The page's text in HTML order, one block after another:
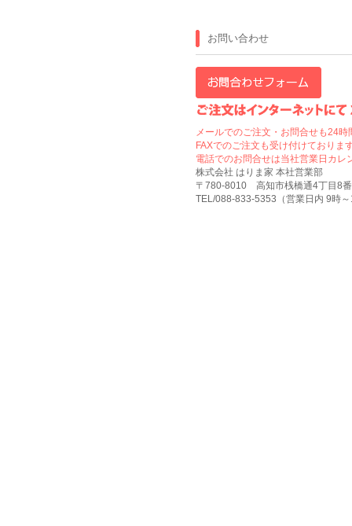
お問い合わせ
メールでのご注文・お問合せも24
FAXでのご注文も受け付けておりま
電話でのお問合せは当社営業日カレ
株式会社 はりま家 本社営業部
〒780-8010 高知市桟橋通4丁目8
TEL/088-833-5353（営業日内 9時